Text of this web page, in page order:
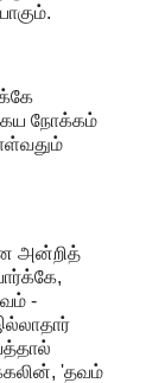
நோக்கம்
அன்றித்
-
'தவம்